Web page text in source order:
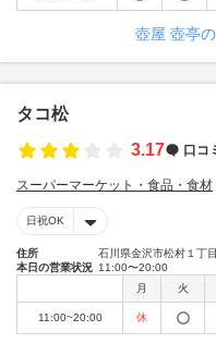
壺屋 壺亭
タコ松
3.17
口コ
スーパーマーケット・食品・食材
日祝OK
住所
石川県金沢市松村１丁
本日の営業状況 11:00〜20:00
月
火
11:00~20:00 休